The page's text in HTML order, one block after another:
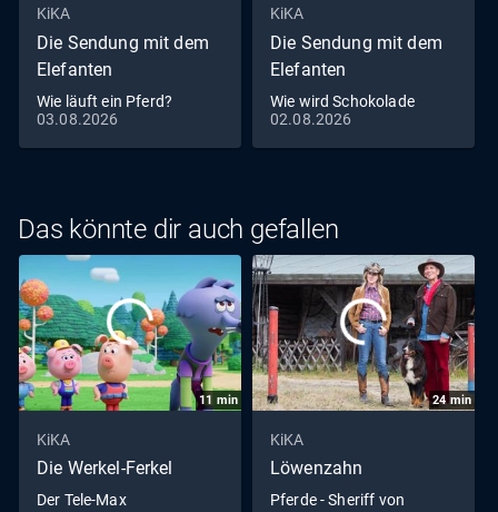
KiKA
Die Sendung mit dem
Elefanten
Wie läuft ein Pferd?
03.08.2026
KiKA
Die Sendung mit dem
Elefanten
Wie wird Schokolade
gemacht?
02.08.2026
Das könnte dir auch gefallen
11 min
KiKA
Die Werkel-Ferkel
Der Tele-Max
24 min
KiKA
Löwenzahn
Pferde - Sheriff von